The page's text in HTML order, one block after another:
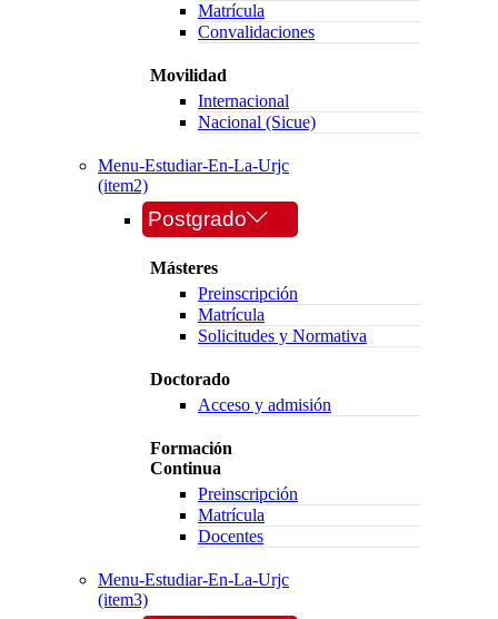
Matrícula
Convalidaciones
Movilidad
Internacional
Nacional (Sicue)
Menu-Estudiar-En-La-Urjc
(item2)
Postgrado
Másteres
Preinscripción
Matrícula
Solicitudes y Normativa
Doctorado
Acceso y admisión
Formación
Continua
Preinscripción
Matrícula
Docentes
Menu-Estudiar-En-La-Urjc
(item3)